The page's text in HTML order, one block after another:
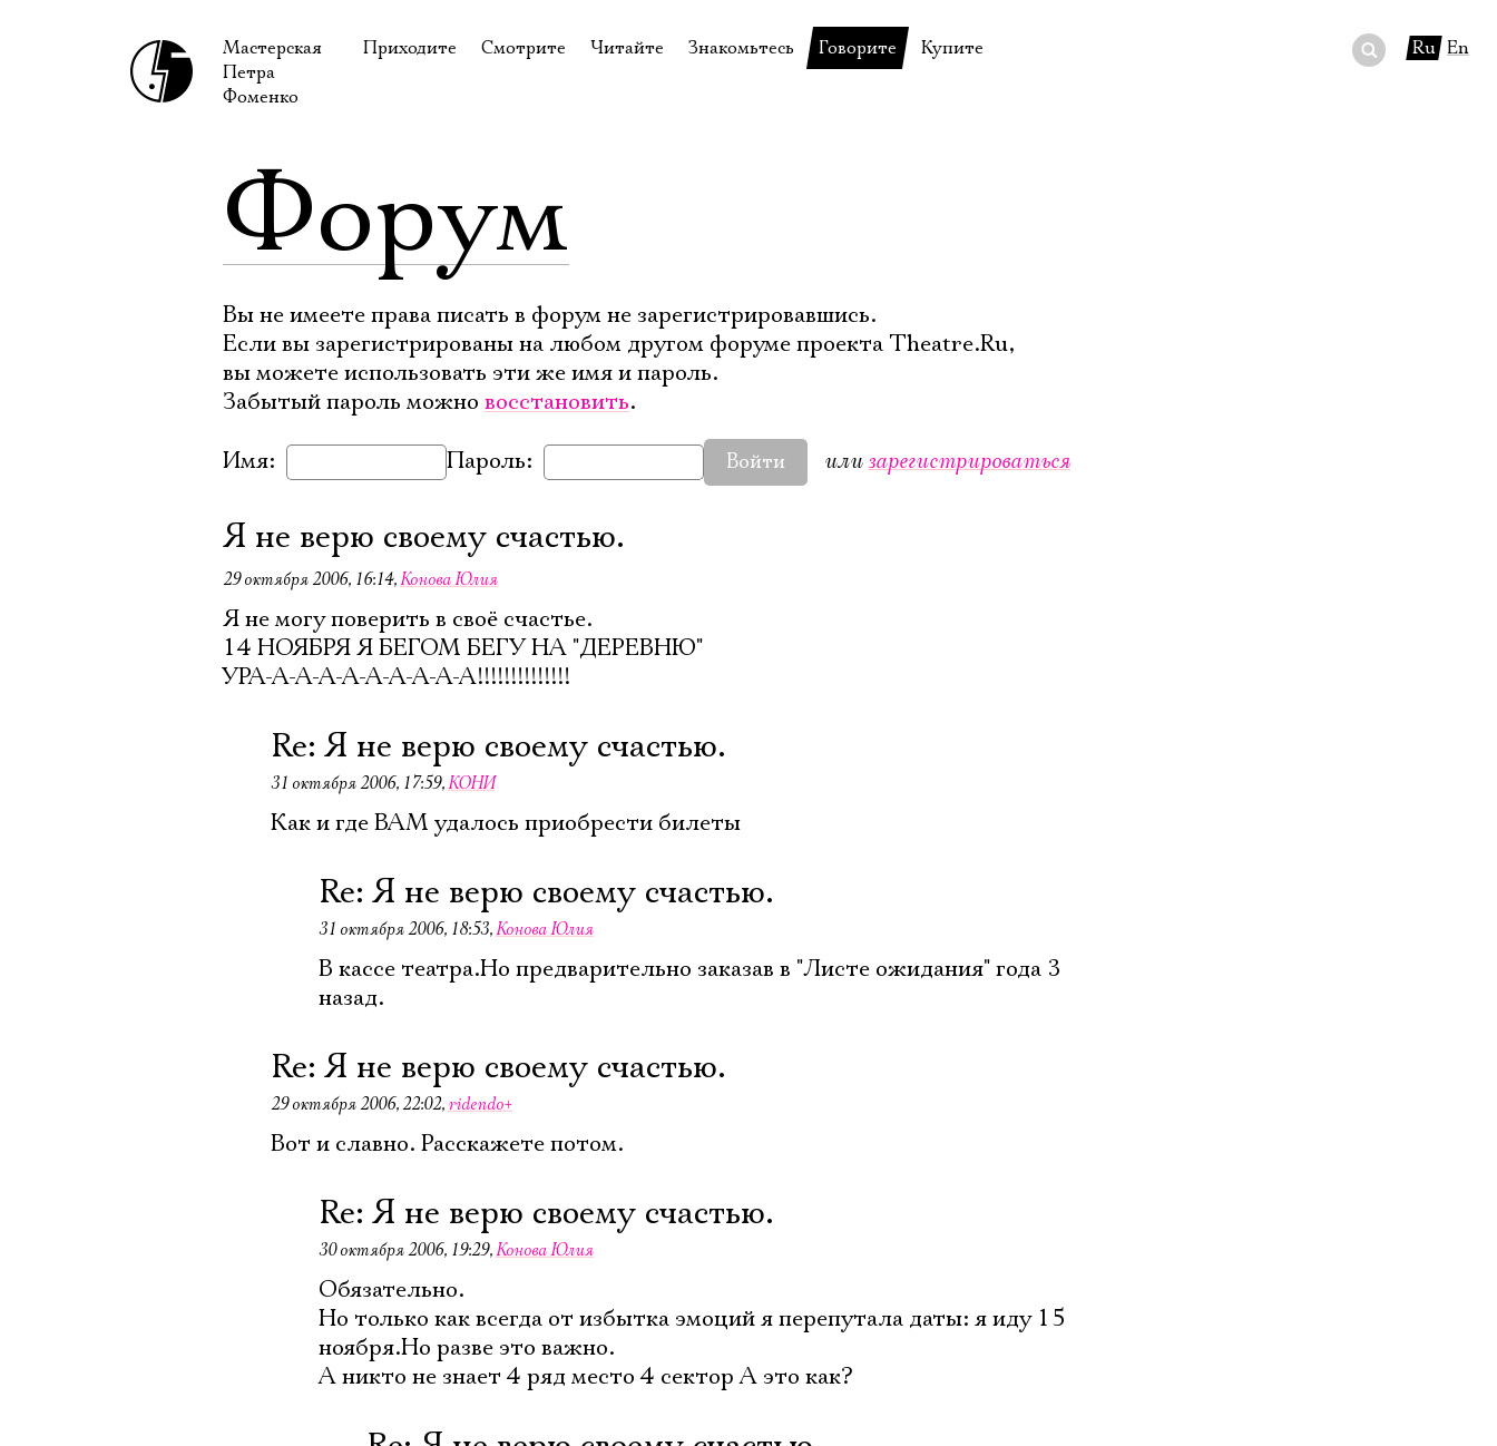
Мастерская
Петра
Фоменко
Приходите
Доступ для инвалидов
Правила посещения
Смотрите
Видеотека
Внеклассные чтения
Фотовыставка
Читайте
Библиотека Гумилёва
Официальные документы
Знакомьтесь
Сотрудники
Юрий Степанов
Говорите
Купите
Ru En
Форум
Вы не имеете права писать в форум не зарегистрировавшись.
Если вы зарегистрированы на любом другом форуме проекта Theatre.Ru,
вы можете использовать эти же имя и пароль.
Забытый пароль можно восстановить.
Имя: Пароль: Войти илизарегистрироваться
Я не верю своему счастью.
29 октября 2006, 16:14,Конова Юлия
Я не могу поверить в своё счастье.
14 НОЯБРЯ Я БЕГОМ БЕГУ НА "ДЕРЕВНЮ"
УРА-А-А-А-А-А-А-А-А-А!!!!!!!!!!!!!!
Re: Я не верю своему счастью.
31 октября 2006, 17:59,КОНИ
Как и где ВАМ удалось приобрести билеты
Re: Я не верю своему счастью.
31 октября 2006, 18:53,Конова Юлия
В кассе театра.Но предварительно заказав в "Листе ожидания" года 3
назад.
Re: Я не верю своему счастью.
29 октября 2006, 22:02,ridendo+
Вот и славно. Расскажете потом.
Re: Я не верю своему счастью.
30 октября 2006, 19:29,Конова Юлия
Обязательно.
Но только как всегда от избытка эмоций я перепутала даты: я иду 15
ноября.Но разве это важно.
А никто не знает 4 ряд место 4 сектор А это как?